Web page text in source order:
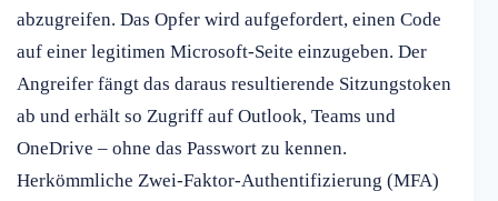
abzugreifen. Das Opfer wird aufgefordert, einen Code
auf einer legitimen Microsoft-Seite einzugeben. Der
Angreifer fängt das daraus resultierende Sitzungstoken
ab und erhält so Zugriff auf Outlook, Teams und
OneDrive – ohne das Passwort zu kennen.
Herkömmliche Zwei-Faktor-Authentifizierung (MFA)